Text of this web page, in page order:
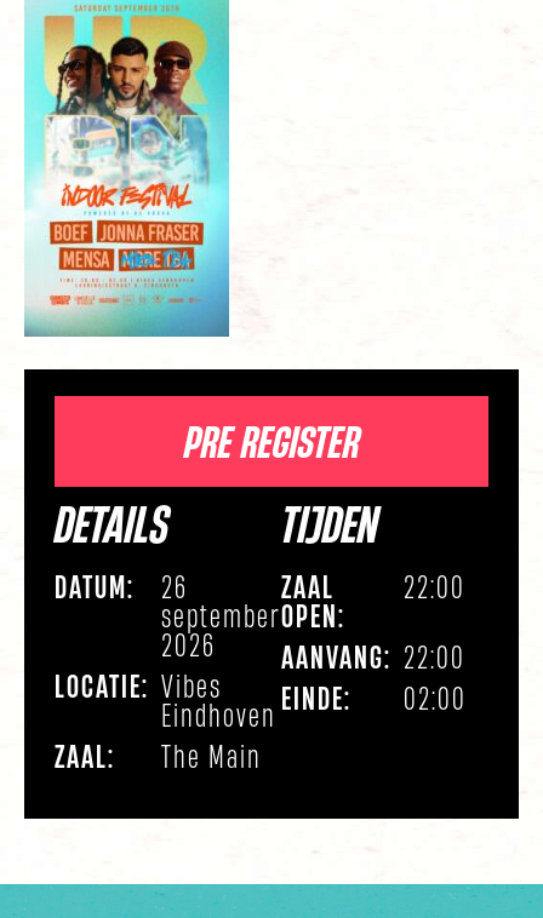
PRE REGISTER
DETAILS
DATUM: 26
september
2026
LOCATIE: Vibes
Eindhoven
ZAAL: The Main
TIJDEN
ZAAL
OPEN:
22:00
AANVANG: 22:00
EINDE: 02:00